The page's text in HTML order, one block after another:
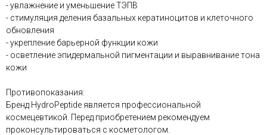
- увлажнение и уменьшение ТЭПВ
- стимуляция деления базальных кератиноцитов и клеточного
обновления
- укрепление барьерной функции кожи
- осветление эпидермальной пигментации и выравнивание тона
кожи
Противопоказания:
Бренд HydroPeptide является профессиональной
космецевтикой. Перед приобретением рекомендуем
проконсультироваться с косметологом.